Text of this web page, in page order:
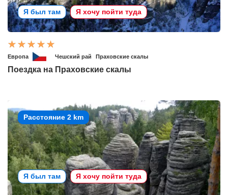
Я был там Я хочу пойти туда
Европа Чешский рай Праховские скалы
Поездка на Праховские скалы
Расстояние 2 km
Я был там Я хочу пойти туда